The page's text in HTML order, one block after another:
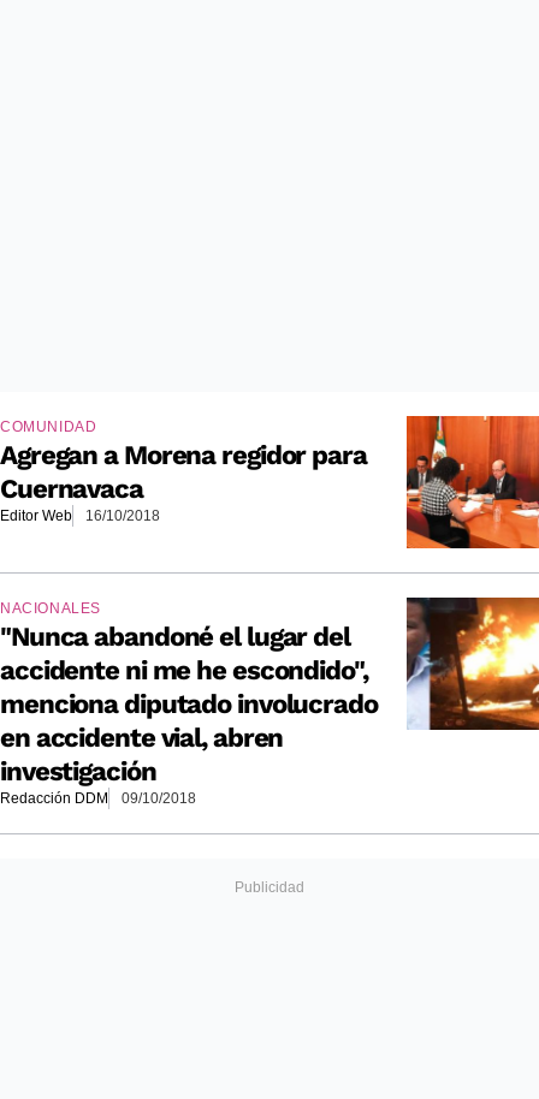
COMUNIDAD
Agregan a Morena regidor para
Cuernavaca
Editor Web 16/10/2018
NACIONALES
"Nunca abandoné el lugar del
accidente ni me he escondido",
menciona diputado involucrado
en accidente vial, abren
investigación
Redacción DDM 09/10/2018